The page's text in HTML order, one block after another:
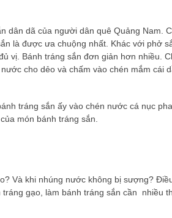
dân dã của người dân quê Quảng Nam.
là được ưa chuộng nhất. Khác với phở
vị. Bánh tráng sắn đơn giản hơn nhiều.
cho dẻo và chấm vào chén mắm cái
tráng sắn ấy vào chén nước cá nục
món bánh tráng sắn.
Và khi nhúng nước không bị sượng?
gạo, làm bánh tráng sắn cần nhiều